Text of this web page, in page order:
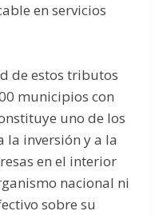
en servicios
de estos tributos
municipios con
uno de los
la inversión y a la
en el interior
nacional ni
sobre su